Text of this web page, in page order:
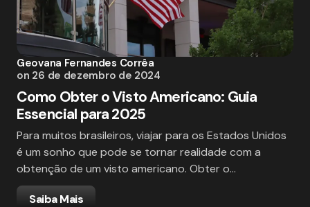
Geovana Fernandes Corrêa
on 26 de dezembro de 2024
Como Obter o Visto Americano: Guia
Essencial para 2025
Para muitos brasileiros, viajar para os Estados Unidos
é um sonho que pode se tornar realidade com a
obtenção de um visto americano. Obter o…
Saiba Mais